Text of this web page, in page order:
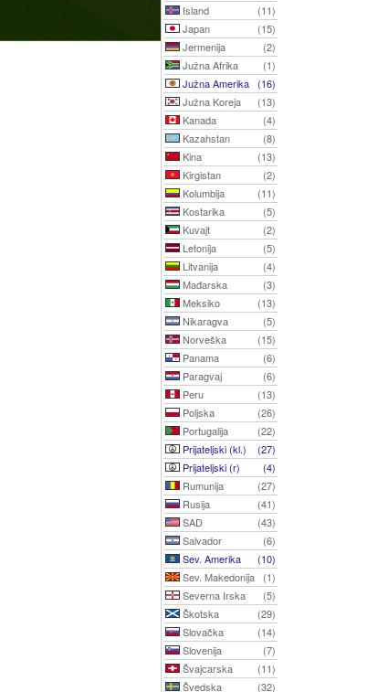
Island
(11)
Japan
(15)
Jermenija
(2)
Južna Afrika
(1)
Južna Amerika (16)
Južna Koreja
(13)
Kanada
(4)
Kazahstan
(8)
Kina
(13)
Kirgistan
(2)
Kolumbija
(11)
Kostarika
(5)
Kuvajt
(2)
Letonija
(5)
Litvanija
(4)
Mađarska
(3)
Meksiko
(13)
Nikaragva
(5)
Norveška
(15)
Panama
(6)
Paragvaj
(6)
Peru
(13)
Poljska
(26)
Portugalija
(22)
Prijateljski (kl.)
(27)
Prijateljski (r)
(4)
Rumunija
(27)
Rusija
(41)
SAD
(43)
Salvador
(6)
Sev. Amerika
(10)
Sev. Makedonija
(1)
Severna Irska
(5)
Škotska
(29)
Slovačka
(14)
Slovenija
(7)
Švajcarska
(11)
Švedska
(32)